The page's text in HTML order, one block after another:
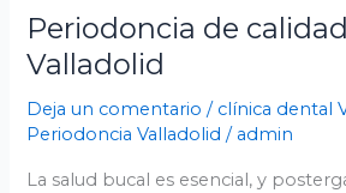
Periodoncia de
Valladolid
Deja un comentario / clínica dental
Periodoncia Valladolid / admin
La salud bucal es esencial, y